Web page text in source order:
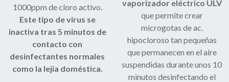
1000ppm de cloro activo.
Este tipo de virus se
inactiva tras 5 minutos de
contacto con
desinfectantes normales
como la lejía doméstica.
vaporizador eléctrico ULV
que permite crear
microgotas de ac.
hipocloroso tan pequeñas
que permanecen en el aire
suspendidas durante unos 10
minutos desinfectando el